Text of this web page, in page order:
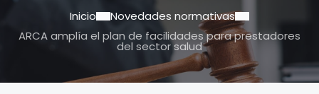
Inicio
Novedades normativas
ARCA amplía el plan de facilidades para prestadores
del sector salud